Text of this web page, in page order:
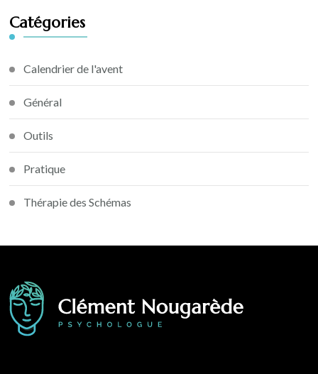
Catégories
Calendrier de l'avent
Général
Outils
Pratique
Thérapie des Schémas